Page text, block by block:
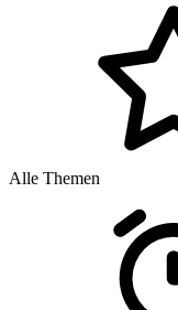
Alle Themen